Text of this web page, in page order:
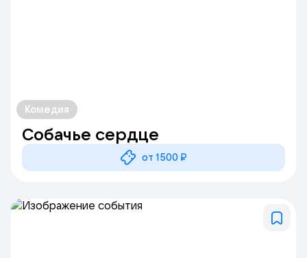
Комедия
Собачье сердце
от 1500 ₽